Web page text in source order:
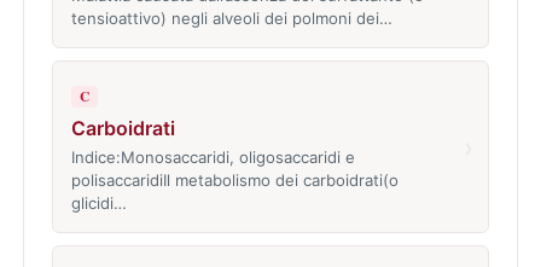
tensioattivo) negli alveoli dei polmoni dei…
C
Carboidrati
Indice:Monosaccaridi, oligosaccaridi e
polisaccaridiIl metabolismo dei carboidrati(o
glicidi…